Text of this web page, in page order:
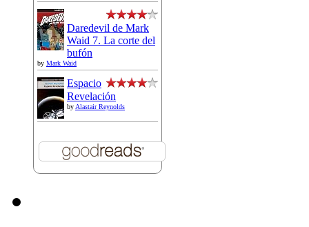
Daredevil de Mark
Waid 7. La corte del
bufón
by Mark Waid
Espacio
Revelación
byAlastair Reynolds